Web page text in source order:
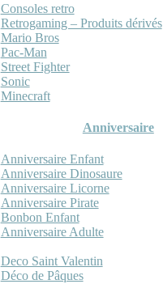
Consoles retro
Retrogaming – Produits dérivés
Mario Bros
Pac-Man
Street Fighter
Sonic
Minecraft
Anniversaire
Anniversaire Enfant
Anniversaire Dinosaure
Anniversaire Licorne
Anniversaire Pirate
Bonbon Enfant
Anniversaire Adulte
Deco Saint Valentin
Déco de Pâques